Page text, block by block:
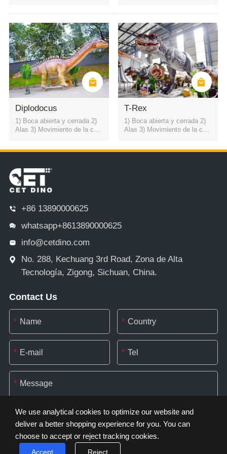
Diplodocus
1) Boca abierta y cerrada 2)
Alas 3) Movimiento de la cuel
T-Rex
1) Boca abierta y cerrada 2)
Alas 3) Movimiento de la cuel
+86 13890000625
whatsapp+8613890000625
info@cetdino.com
No. 288, Kechuang 3rd Road, Zona de Alta
Tecnología, Zigong, Sichuan, China.
Contact Us
* *
* *
*
*
We use analytical cookies to optimize our website and
deliver a better shopping experience for you. You can
choose to accept or reject tracking cookies.
Accept Reject